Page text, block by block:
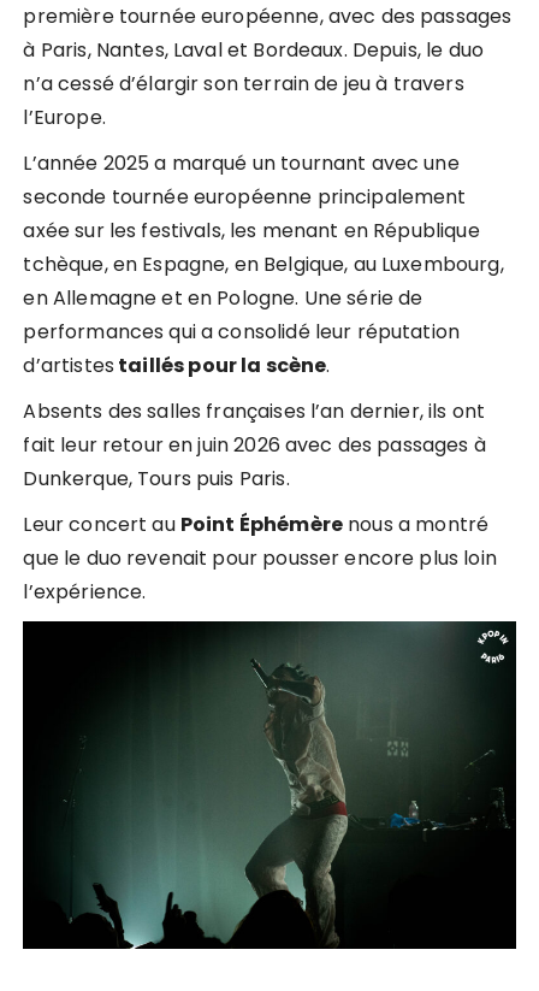
première tournée européenne, avec des passages
à Paris, Nantes, Laval et Bordeaux. Depuis, le duo
n’a cessé d’élargir son terrain de jeu à travers
l’Europe.
L’année 2025 a marqué un tournant avec une
seconde tournée européenne principalement
axée sur les festivals, les menant en République
tchèque, en Espagne, en Belgique, au Luxembourg,
en Allemagne et en Pologne. Une série de
performances qui a consolidé leur réputation
d’artistes taillés pour la scène.
Absents des salles françaises l’an dernier, ils ont
fait leur retour en juin 2026 avec des passages à
Dunkerque, Tours puis Paris.
Leur concert au Point Éphémère nous a montré
que le duo revenait pour pousser encore plus loin
l’expérience.